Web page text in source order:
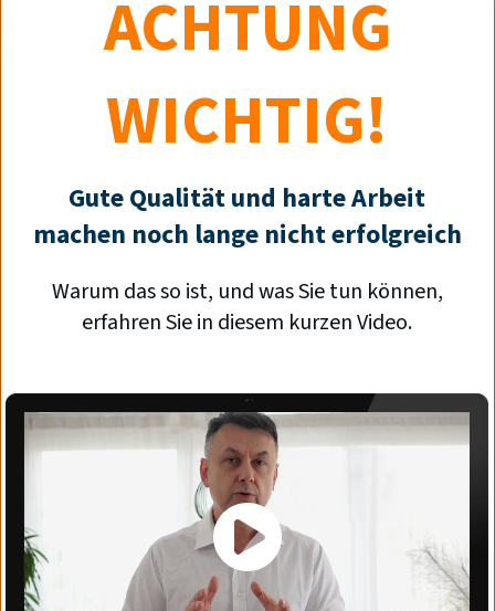
ACHTUNG
WICHTIG!
Gute Qualität und harte Arbeit
machen noch lange nicht erfolgreich
Warum das so ist, und was Sie tun können,
erfahren Sie in diesem kurzen Video.